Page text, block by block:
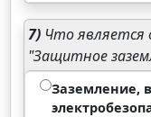
7) Что является
"Защитное
Заземление,